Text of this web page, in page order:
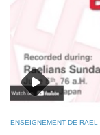
ENSEIGNEMENT DE RAËL